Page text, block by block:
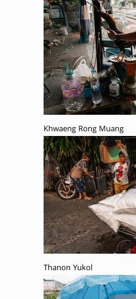
Khwaeng Rong Muang
Thanon Yukol